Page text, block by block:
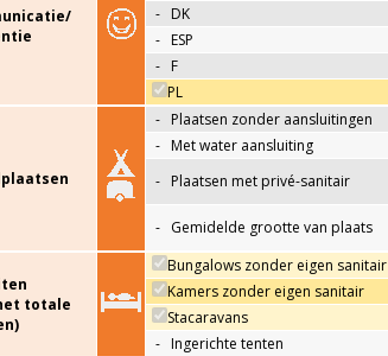
- DK
- ESP
- F
PL
- Plaatsen zonder aansluitingen
- Met water aansluiting
- Plaatsen met privé-sanitair
- Gemidelde grootte van plaats
totale
Bungalows zonder eigen sanitair
Kamers zonder eigen sanitair
Stacaravans
- Ingerichte tenten